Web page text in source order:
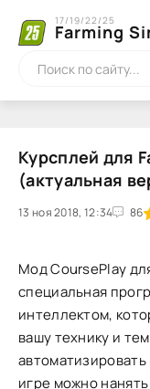
Farming
17/19/22/25
Курсплей для
(актуальная
13 ноя 2018, 12:34 86
1 2 3 4 5
Мод CoursePlay
специальная
интеллектом,
вашу технику и
игре можно